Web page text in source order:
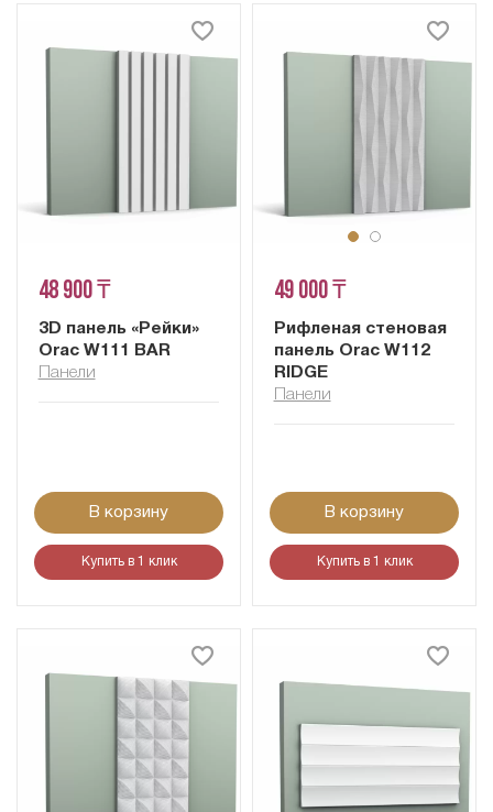
48 900 ₸
3D панель «Рейки»
Orac W111 BAR
Панели
В корзину
Купить в 1 клик
49 000 ₸
Рифленая стеновая
панель Orac W112
RIDGE
Панели
В корзину
Купить в 1 клик